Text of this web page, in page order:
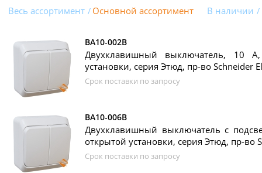
Весь ассортимент Основной ассортимент В наличии
BA10-002B
Двухклавишный выключатель, 10
установки, серия Этюд, пр-во Schneider
Срок поставки по запросу
BA10-006B
Двухклавишный выключатель с
открытой установки, серия Этюд, пр-во
Срок поставки по запросу